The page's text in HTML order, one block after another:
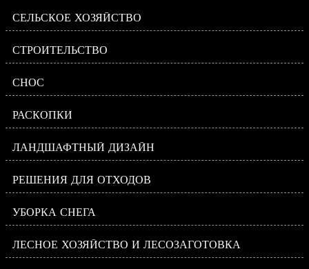
СЕЛЬСКОЕ ХОЗЯЙСТВО
СТРОИТЕЛЬСТВО
СНОС
РАСКОПКИ
ЛАНДШАФТНЫЙ ДИЗАЙН
РЕШЕНИЯ ДЛЯ ОТХОДОВ
УБОРКА СНЕГА
ЛЕСНОЕ ХОЗЯЙСТВО И ЛЕСОЗАГОТОВКА